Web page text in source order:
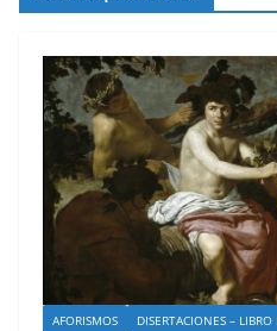
AFORISMOS DISERTACIONES – LIBRO